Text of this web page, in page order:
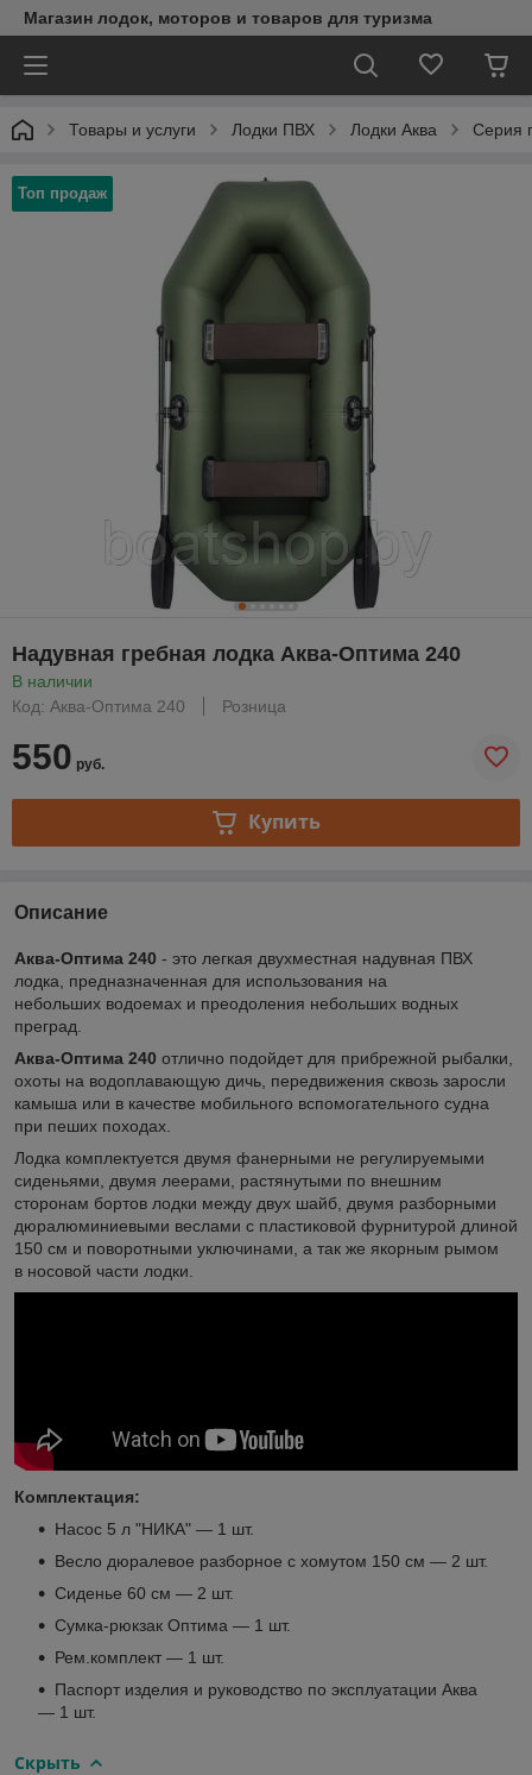
Магазин лодок, моторов и товаров для туризма
Товары и услуги Лодки ПВХ Лодки Аква Серия
Топ продаж
Надувная гребная лодка Аква-Оптима 240
В наличии
Код: Аква-Оптима 240
Розница
550 руб.
Купить
Описание
Аква-Оптима 240 - это легкая двухместная надувная ПВХ
лодка, предназначенная для использования на
небольших водоемах и преодоления небольших водных
преград.
Аква-Оптима 240 отлично подойдет для прибрежной рыбалки,
охоты на водоплавающую дичь, передвижения сквозь заросли
камыша или в качестве мобильного вспомогательного судна
при пеших походах.
Лодка комплектуется двумя фанерными не регулируемыми
сиденьями, двумя леерами, растянутыми по внешним
сторонам бортов лодки между двух шайб, двумя разборными
дюралюминиевыми веслами с пластиковой фурнитурой длиной
150 см и поворотными уключинами, а так же якорным рымом
в носовой части лодки.
Комплектация:
Насос 5 л "НИКА" — 1 шт.
Весло дюралевое разборное с хомутом 150 см — 2 шт.
Сиденье 60 см — 2 шт.
Сумка-рюкзак Оптима — 1 шт.
Рем.комплект — 1 шт.
Паспорт изделия и руководство по эксплуатации Аква
— 1 шт.
Скрыть